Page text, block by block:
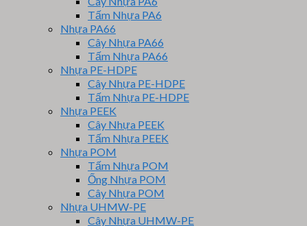
Tấm Nhựa PA6
Nhựa PA66
Cây Nhựa PA66
Tấm Nhựa PA66
Nhựa PE-HDPE
Cây Nhựa PE-HDPE
Tấm Nhựa PE-HDPE
Nhựa PEEK
Cây Nhựa PEEK
Tấm Nhựa PEEK
Nhựa POM
Tấm Nhựa POM
Ống Nhựa POM
Cây Nhựa POM
Nhựa UHMW-PE
Cây Nhựa UHMW-PE